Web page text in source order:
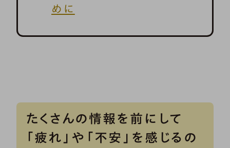
めに
たくさんの情報を前にして
「疲れ」や「不安」を感じるの